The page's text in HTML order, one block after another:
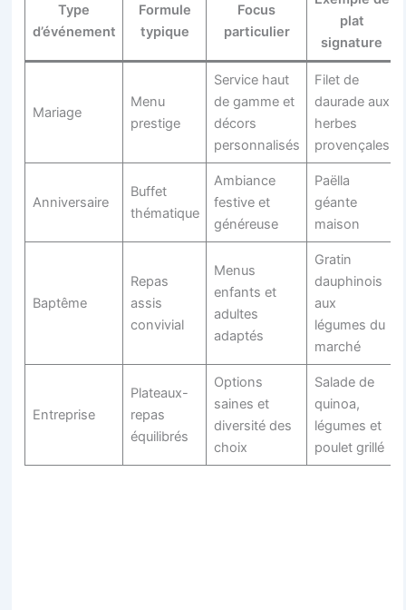
Type
d’événement
Formule
typique
Focus
particulier
plat
signature
Mariage
Menu
prestige
Service haut
de gamme et
décors
personnalisés
Filet de
daurade aux
herbes
provençales
Anniversaire
Buffet
thématique
Ambiance
festive et
généreuse
Paëlla
géante
maison
Baptême
Repas
assis
convivial
Menus
enfants et
adultes
adaptés
Gratin
dauphinois
aux
légumes du
marché
Entreprise
Plateaux-
repas
équilibrés
Options
saines et
diversité des
choix
Salade de
quinoa,
légumes et
poulet grillé